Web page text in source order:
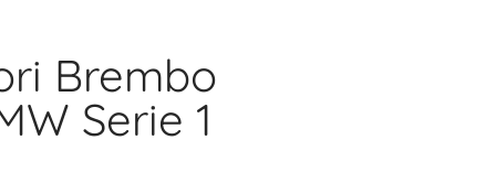
Brembo
Serie 1